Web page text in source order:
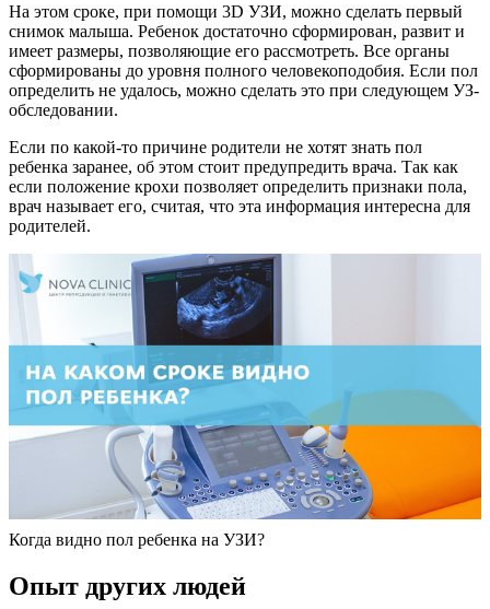
На этом сроке, при помощи 3D УЗИ, можно сделать первый
снимок малыша. Ребенок достаточно сформирован, развит и
имеет размеры, позволяющие его рассмотреть. Все органы
сформированы до уровня полного человекоподобия. Если пол
определить не удалось, можно сделать это при следующем УЗ-
обследовании.
Если по какой-то причине родители не хотят знать пол
ребенка заранее, об этом стоит предупредить врача. Так как
если положение крохи позволяет определить признаки пола,
врач называет его, считая, что эта информация интересна для
родителей.
Когда видно пол ребенка на УЗИ?
Опыт других людей